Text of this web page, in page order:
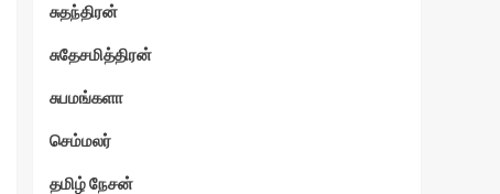
சுதந்திரன்
சுதேசமித்திரன்
சுபமங்களா
செம்மலர்
தமிழ் நேசன்